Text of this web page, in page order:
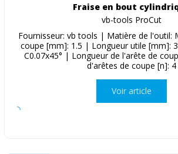
Fraise en bout
vb-tools ProCut
Fournisseur: vb tools | Matière de l'outil:
coupe [mm]: 1.5 | Longueur utile [mm]:
C0.07x45° | Longueur de l'arête de
d'arêtes de coupe [n]: 4
Voir article